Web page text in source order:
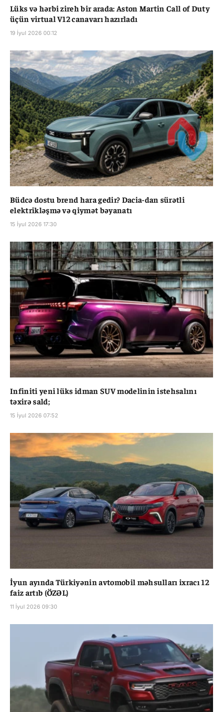
Lüks və hərbi zireh bir arada: Aston Martin Call of Duty
üçün virtual V12 canavarı hazırladı
19 İyul 2026 00:12
Büdcə dostu brend hara gedir? Dacia-dan sürətli
elektrikləşmə və qiymət bəyanatı
15 İyul 2026 17:30
Infiniti yeni lüks idman SUV modelinin istehsalını
təxirə sald;
15 İyul 2026 07:52
İyun ayında Türkiyənin avtomobil məhsulları ixracı 12
faiz artıb (ÖZƏL)
11 İyul 2026 09:30